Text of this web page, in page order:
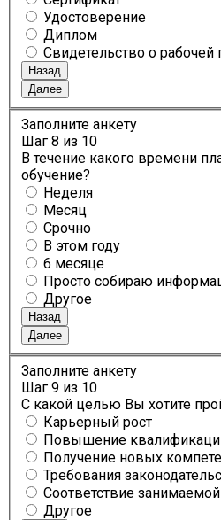
Удостоверение
Диплом
Свидетельство о рабочей
Назад
Далее
Заполните анкету
Шаг 8 из 10
В течение какого времени
обучение?
Неделя
Месяц
Срочно
В этом году
6 месяце
Просто собираю
Другое
Назад
Далее
Заполните анкету
Шаг 9 из 10
С какой целью Вы хотите
Карьерный рост
Повышение
Получение новых
Требования
Соответствие
Другое